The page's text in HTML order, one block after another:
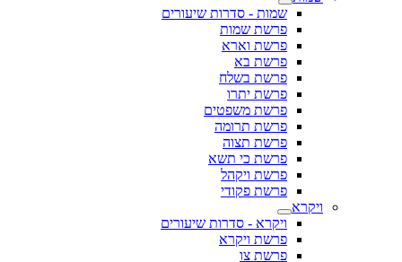
שמות - סדרות שיעורים
פרשת שמות
פרשת וארא
פרשת בא
פרשת בשלח
פרשת יתרו
פרשת משפטים
פרשת תרומה
פרשת תצוה
פרשת כי תשא
פרשת ויקהל
פרשת פקודי
ויקרא
ויקרא - סדרות שיעורים
פרשת ויקרא
פרשת צו